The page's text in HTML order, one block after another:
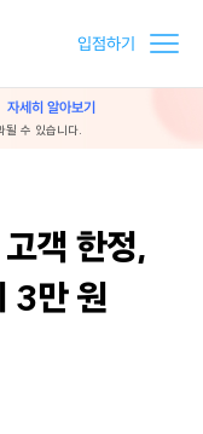
입점하기
자세히 알아보기
될 수 있습니다.
객 한정,
3만 원